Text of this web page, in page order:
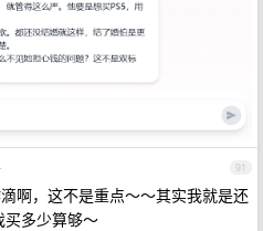
91
啊，这不是重点～～其实我就是还
多少算够～